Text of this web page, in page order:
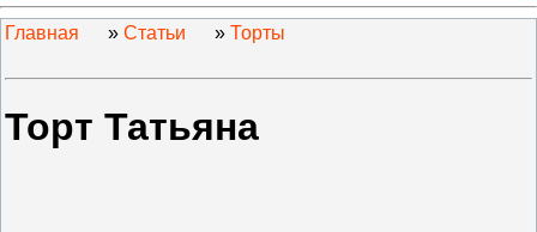
Главная » Статьи » Торты
Торт Татьяна